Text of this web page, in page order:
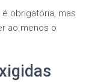
obrigatória, mas
ao menos o